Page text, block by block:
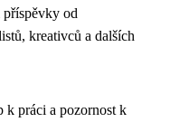
příspěvky od
kreativců a dalších
k práci a pozornost k